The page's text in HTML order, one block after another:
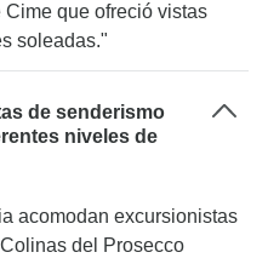
que ofreció vistas
soleadas."
de senderismo
niveles de
acomodan excursionistas
del Prosecco